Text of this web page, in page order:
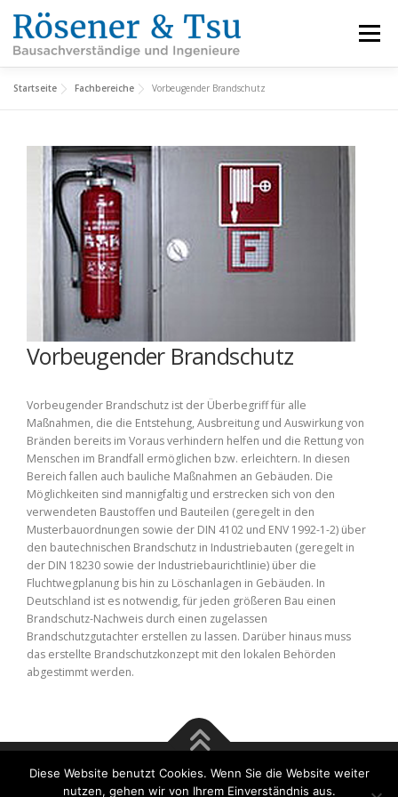
Inhalt
springen
Menü
INFORMATIONEN ÜBER UNS KARRIERE
KONTAKT
Startseite Fachbereiche Vorbeugender Brandschutz
Vorbeugender Brandschutz
Vorbeugender Brandschutz ist der Überbegriff für alle
Maßnahmen, die die Entstehung, Ausbreitung und Auswirkung von
Bränden bereits im Voraus verhindern helfen und die Rettung von
Menschen im Brandfall ermöglichen bzw. erleichtern. In diesen
Bereich fallen auch bauliche Maßnahmen an Gebäuden. Die
Möglichkeiten sind mannigfaltig und erstrecken sich von den
verwendeten Baustoffen und Bauteilen (geregelt in den
Musterbauordnungen sowie der DIN 4102 und ENV 1992-1-2) über
den bautechnischen Brandschutz in Industriebauten (geregelt in
der DIN 18230 sowie der Industriebaurichtlinie) über die
Fluchtwegplanung bis hin zu Löschanlagen in Gebäuden. In
Deutschland ist es notwendig, für jeden größeren Bau einen
Brandschutz-Nachweis durch einen zugelassen
Brandschutzgutachter erstellen zu lassen. Darüber hinaus muss
das erstellte Brandschutzkonzept mit den lokalen Behörden
abgestimmt werden.
Copyright © 2017 Rösener & Tsu GmbH | Bausachverständige
Diese Website benutzt Cookies. Wenn Sie die Website weiter
nutzen, gehen wir von Ihrem Einverständnis aus.